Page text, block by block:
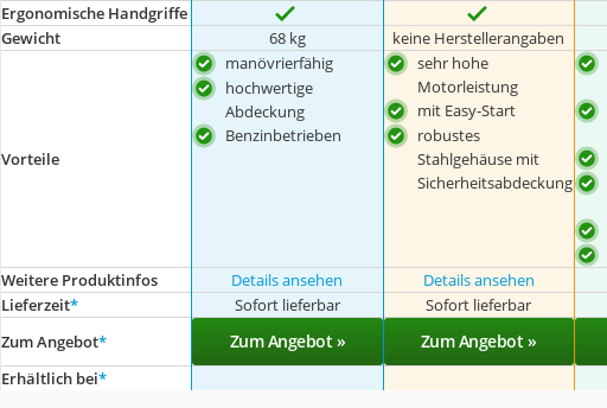
Ergonomische Handgriffe
Gewicht
68 kg keine Herstellerangaben
Vorteile
manövrierfähig
hochwertige
Abdeckung
Benzinbetrieben
sehr hohe
Motorleistung
mit Easy-Start
robustes
Stahlgehäuse mit
Sicherheitsabdeckung
Weitere Produktinfos Details ansehen Details ansehen
Lieferzeit* Sofort lieferbar Sofort lieferbar
Zum Angebot* Zum Angebot » Zum Angebot »
Erhältlich bei*